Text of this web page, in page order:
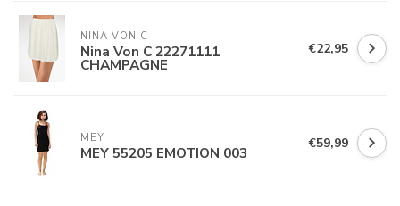
NINA VON C
Nina Von C 22271111
CHAMPAGNE
€22,95
MEY
MEY 55205 EMOTION 003 €59,99